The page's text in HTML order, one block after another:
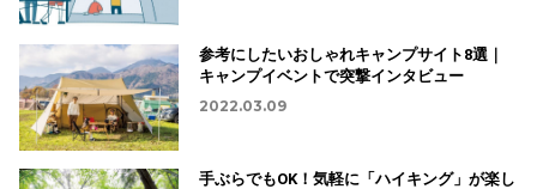
参考にしたいおしゃれキャンプサイト8選｜
キャンプイベントで突撃インタビュー
2022.03.09
手ぶらでもOK！気軽に「ハイキング」が楽し